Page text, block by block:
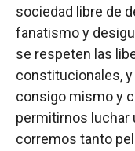
sociedad libre de
fanatismo y
se respeten las
constitucionales,
consigo mismo y
permitirnos luchar
corremos tanto